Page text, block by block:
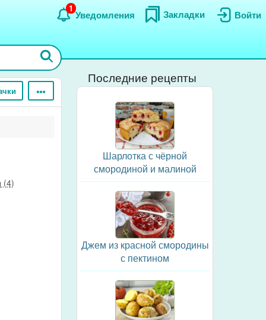
Войти
Закладки
Уведомления
1
(4)
Последние рецепты
Шарлотка с чёрной
смородиной и малиной
Джем из красной смородины
с пектином